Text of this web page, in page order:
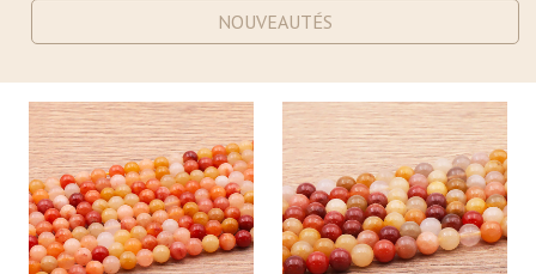
NOUVEAUTÉS